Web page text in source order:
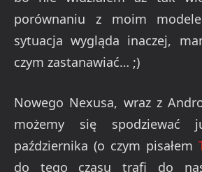
porównaniu z moim
sytuacja wygląda inaczej,
czym zastanawiać… ;)
Nowego Nexusa, wraz z
możemy się spodziewać
października (o czym pisałem
do tego czasu trafi do